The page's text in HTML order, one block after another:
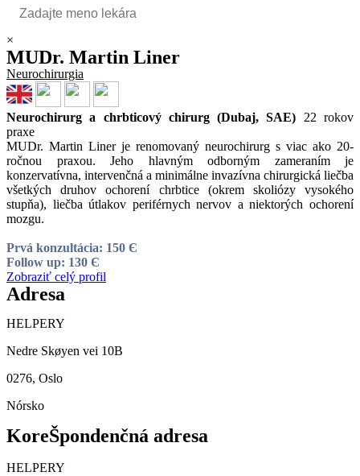
×
MUDr. Martin Liner
Neurochirurgia
Neurochirurg a chrbticový chirurg (Dubaj, SAE) 22 rokov
praxe
MUDr. Martin Liner je renomovaný neurochirurg s viac ako 20-
ročnou praxou. Jeho hlavným odborným zameraním je
konzervatívna, intervenčná a minimálne invazívna chirurgická liečba
všetkých druhov ochorení chrbtice (okrem skoliózy vysokého
stupňa), liečba útlakov periférnych nervov a niektorých ochorení
mozgu.
Prvá konzultácia: 150 Є
Follow up: 130 Є
Zobraziť celý profil
Adresa
HELPERY
Nedre Skøyen vei 10B
0276, Oslo
Nórsko
KoreŠpondenčná adresa
HELPERY